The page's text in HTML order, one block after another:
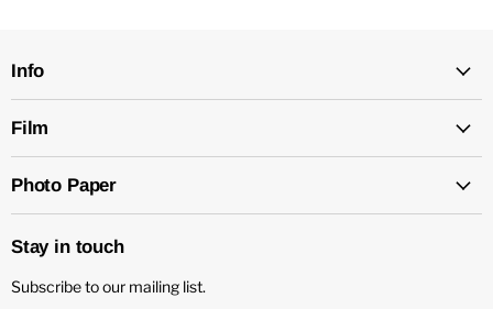
Info
Film
Photo Paper
Stay in touch
Subscribe to our mailing list.